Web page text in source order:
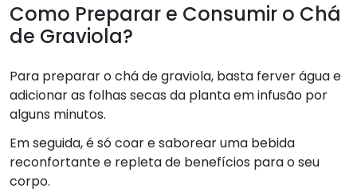
Como Preparar e Consumir o Chá
de Graviola?
Para preparar o chá de graviola, basta ferver água e
adicionar as folhas secas da planta em infusão por
alguns minutos.
Em seguida, é só coar e saborear uma bebida
reconfortante e repleta de benefícios para o seu
corpo.